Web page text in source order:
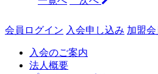
会員ログイン 入会申し込み 加盟
入会のご案内
法人概要